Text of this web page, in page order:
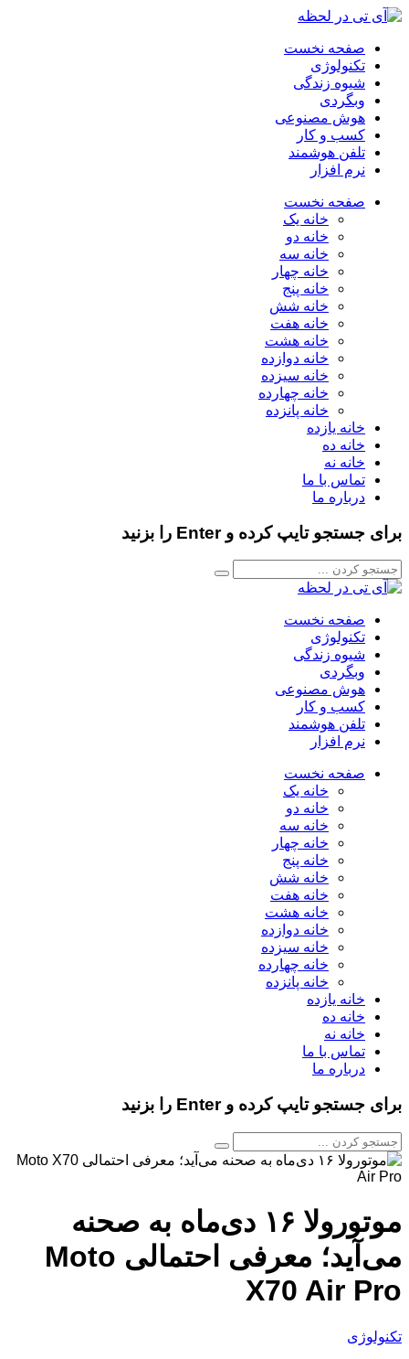
صفحه نخست
تکنولوژی
شیوه زندگی
وبگردی
هوش مصنوعی
کسب و کار
تلفن هوشمند
نرم افزار
صفحه نخست
خانه یک
خانه دو
خانه سه
خانه چهار
خانه پنج
خانه شش
خانه هفت
خانه هشت
خانه دوازده
خانه سیزده
خانه چهارده
خانه پانزده
خانه یازده
خانه ده
خانه نه
تماس با ما
درباره ما
برای جستجو تایپ کرده و Enter را بزنید
صفحه نخست
تکنولوژی
شیوه زندگی
وبگردی
هوش مصنوعی
کسب و کار
تلفن هوشمند
نرم افزار
صفحه نخست
خانه یک
خانه دو
خانه سه
خانه چهار
خانه پنج
خانه شش
خانه هفت
خانه هشت
خانه دوازده
خانه سیزده
خانه چهارده
خانه پانزده
خانه یازده
خانه ده
خانه نه
تماس با ما
درباره ما
برای جستجو تایپ کرده و Enter را بزنید
موتورولا ۱۶ دی‌ماه به صحنه
می‌آید؛ معرفی احتمالی Moto
X70 Air Pro
تکنولوژی